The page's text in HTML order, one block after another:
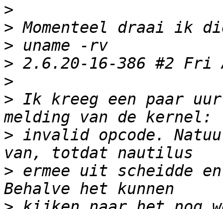
>
>
>
>
>
> Ik kreeg een paar
> invalid opcode.
> ermee uit scheidde